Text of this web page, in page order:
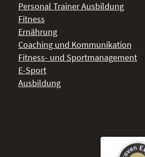
Personal Trainer Ausbildung
Fitness
Ernährung
Coaching und Kommunikation
Fitness- und Sportmanagement
E-Sport
Ausbildung